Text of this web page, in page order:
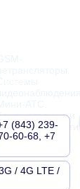
и
сети
(843) 239-
60-68, +7
/ 4G LTE /